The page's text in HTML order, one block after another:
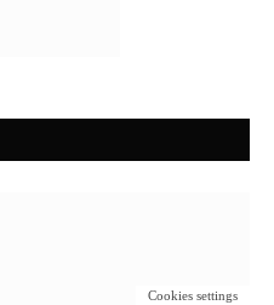
Cookies settings